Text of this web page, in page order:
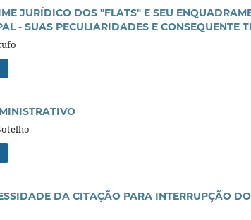
JURÍDICO DOS "FLATS" E SEU
- SUAS PECULIARIDADES E CONSEQUENTE
DA CITAÇÃO PARA INTERRUPÇÃO